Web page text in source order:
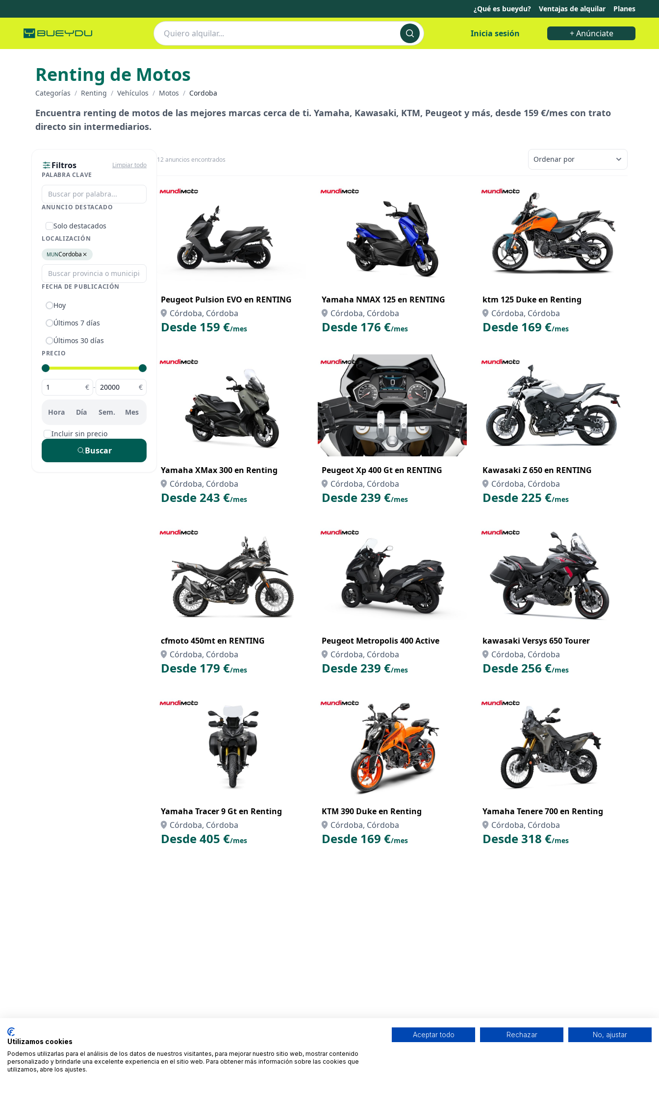
¿Qué es bueydu? Ventajas de alquilar Planes
Inicia sesión + Anúnciate
Renting de Motos
Categorías / Renting / Vehículos / Motos / Cordoba
Encuentra renting de motos de las mejores marcas cerca de ti. Yamaha, Kawasaki, KTM, Peugeot y más, desde 159 €/mes con trato
directo sin intermediarios.
Filtros
Limpiar todo
PALABRA CLAVE
ANUNCIO DESTACADO
Solo destacados
LOCALIZACIÓN
MUNCordoba
FECHA DE PUBLICACIÓN
Hoy
Últimos 7 días
Últimos 30 días
PRECIO
€ - €
Hora Día Sem. Mes
Incluir sin precio
Buscar
12 anuncios encontrados
Peugeot Pulsion EVO en RENTING
Córdoba, Córdoba
Desde 159 €/mes
Yamaha NMAX 125 en RENTING
Córdoba, Córdoba
Desde 176 €/mes
ktm 125 Duke en Renting
Córdoba, Córdoba
Desde 169 €/mes
Yamaha XMax 300 en Renting
Córdoba, Córdoba
Desde 243 €/mes
Peugeot Xp 400 Gt en RENTING
Córdoba, Córdoba
Desde 239 €/mes
Kawasaki Z 650 en RENTING
Córdoba, Córdoba
Desde 225 €/mes
cfmoto 450mt en RENTING
Córdoba, Córdoba
Desde 179 €/mes
Peugeot Metropolis 400 Active
Córdoba, Córdoba
Desde 239 €/mes
kawasaki Versys 650 Tourer
Córdoba, Córdoba
Desde 256 €/mes
Yamaha Tracer 9 Gt en Renting
Córdoba, Córdoba
Desde 405 €/mes
KTM 390 Duke en Renting
Córdoba, Córdoba
Desde 169 €/mes
Yamaha Tenere 700 en Renting
Córdoba, Córdoba
Desde 318 €/mes
Utilizamos cookies
Podemos utilizarlas para el análisis de los datos de nuestros visitantes, para mejorar nuestro sitio web, mostrar contenido
personalizado y brindarle una excelente experiencia en el sitio web. Para obtener más información sobre las cookies que
utilizamos, abre los ajustes.
Aceptar todo Rechazar No, ajustar